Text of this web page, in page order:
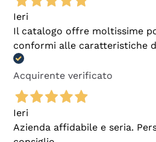
Ieri
Il catalogo offre moltissime
conformi alle caratteristiche
Acquirente verificato
Ieri
Azienda affidabile e seria.